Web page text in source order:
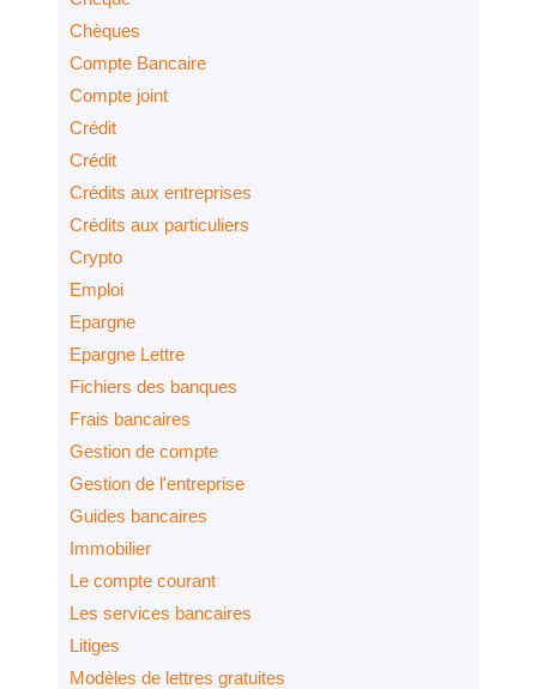
Chèques
Compte Bancaire
Compte joint
Crédit
Crédit
Crédits aux entreprises
Crédits aux particuliers
Crypto
Emploi
Epargne
Epargne Lettre
Fichiers des banques
Frais bancaires
Gestion de compte
Gestion de l'entreprise
Guides bancaires
Immobilier
Le compte courant
Les services bancaires
Litiges
Modèles de lettres gratuites